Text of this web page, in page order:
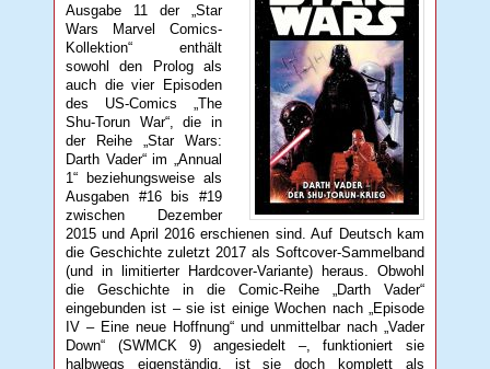
Ausgabe 11 der „Star
Wars Marvel Comics-
Kollektion“ enthält
sowohl den Prolog als
auch die vier Episoden
des US-Comics „The
Shu-Torun War“, die in
der Reihe „Star Wars:
Darth Vader“ im „Annual
1“ beziehungsweise als
Ausgaben #16 bis #19
zwischen Dezember
2015 und April 2016 erschienen sind. Auf Deutsch kam
die Geschichte zuletzt 2017 als Softcover-Sammelband
(und in limitierter Hardcover-Variante) heraus. Obwohl
die Geschichte in die Comic-Reihe „Darth Vader“
eingebunden ist – sie ist einige Wochen nach „Episode
IV – Eine neue Hoffnung“ und unmittelbar nach „Vader
Down“ (SWMCK 9) angesiedelt –, funktioniert sie
halbwegs eigenständig, ist sie doch komplett als